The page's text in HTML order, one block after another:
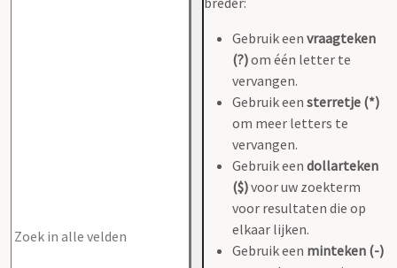
Gebruik een vraagteken
(?)om één letter te
vervangen.
Gebruik een sterretje (*)
om meer letters te
vervangen.
Gebruik een dollarteken
($)voor uw zoekterm
voor resultaten die op
elkaar lijken.
Gebruik een minteken (-)